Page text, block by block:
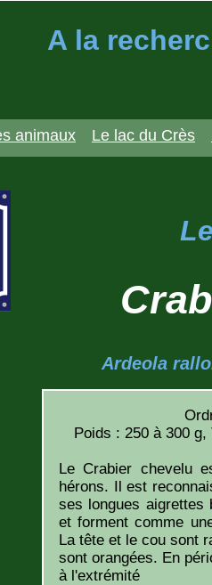
A la
animaux Le lac du Crès
Ardeola
Poids : 250 à 300
Le Crabier chevelu
hérons. Il est
ses longues aigrettes
et forment comme
La tête et le cou sont
sont orangées. En
à l'extrémité